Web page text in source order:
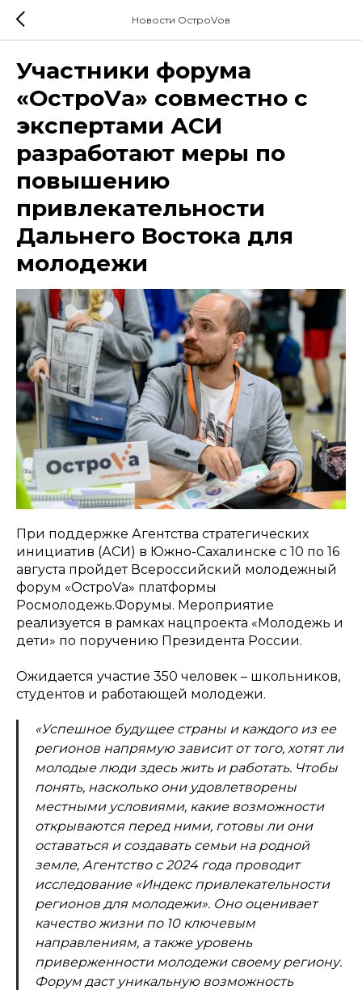
Новости ОстроVов
Участники форума
«ОстроVа» совместно с
экспертами АСИ
разработают меры по
повышению
привлекательности
Дальнего Востока для
молодежи
При поддержке Агентства стратегических
инициатив (АСИ) в Южно-Сахалинске с 10 по 16
августа пройдет Всероссийский молодежный
форум «ОстроVа» платформы
Росмолодежь.Форумы. Мероприятие
реализуется в рамках нацпроекта «Молодежь и
дети» по поручению Президента России.
Ожидается участие 350 человек – школьников,
студентов и работающей молодежи.
«Успешное будущее страны и каждого из ее
регионов напрямую зависит от того, хотят ли
молодые люди здесь жить и работать. Чтобы
понять, насколько они удовлетворены
местными условиями, какие возможности
открываются перед ними, готовы ли они
оставаться и создавать семьи на родной
земле, Агентство с 2024 года проводит
исследование «Индекс привлекательности
регионов для молодежи». Оно оценивает
качество жизни по 10 ключевым
направлениям, а также уровень
приверженности молодежи своему региону.
Форум даст уникальную возможность